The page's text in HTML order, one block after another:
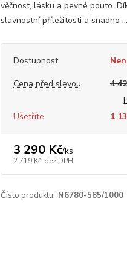
věčnost, lásku a pevné pouto.
slavnostní příležitosti a snadno
Dostupnost
Cena před slevou
4
Ušetříte
1
3 290 Kč/ks
2 719 Kč bez DPH
Číslo produktu: N6780-585/1000